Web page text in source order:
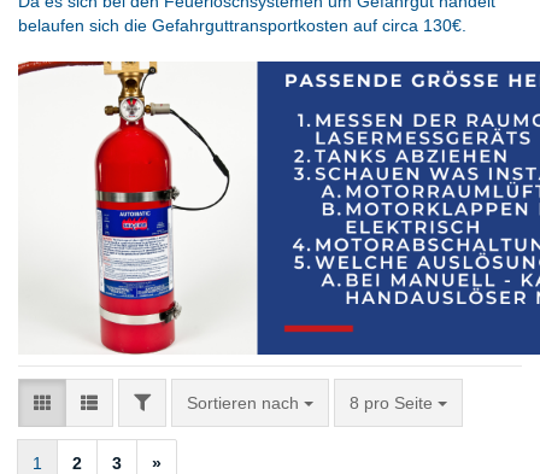
belaufen sich die Gefahrguttransportkosten auf circa 130€.
FILTERSortieren nach
Sortieren nach 8 pro Seite
pro Seite
1 2 3 »